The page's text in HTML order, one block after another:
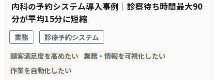
内科の予約システム導入事例｜診察待ち時間最大90
分が平均15分に短縮
業務
診療予約システム
顧客満足度を高めたい 業務・情報を可視化したい
作業を自動化したい